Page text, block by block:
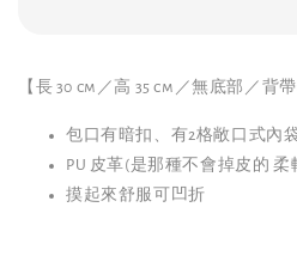
【長 30 cm／高 35 cm／無底部／背
包口有暗扣、有2格敞口式內
PU 皮革(是那種不會掉皮的 柔
摸起來舒服可凹折